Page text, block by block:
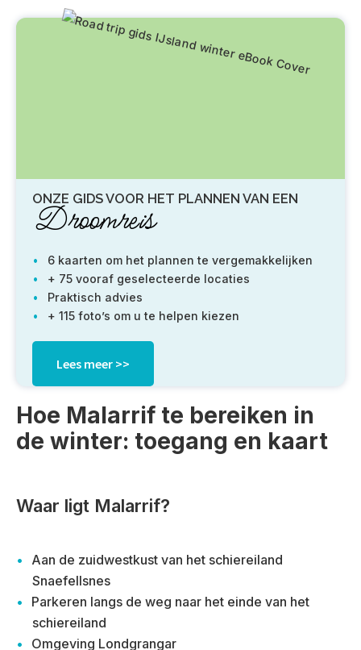
ONZE GIDS VOOR HET PLANNEN VAN EEN
Droomreis
6 kaarten om het plannen te vergemakkelijken
+ 75 vooraf geselecteerde locaties
Praktisch advies
+ 115 foto’s om u te helpen kiezen
Lees meer >>
Hoe Malarrif te bereiken in
de winter: toegang en kaart
Waar ligt Malarrif?
Aan de zuidwestkust van het schiereiland
Snaefellsnes
Parkeren langs de weg naar het einde van het
schiereiland
Omgeving Londgrangar